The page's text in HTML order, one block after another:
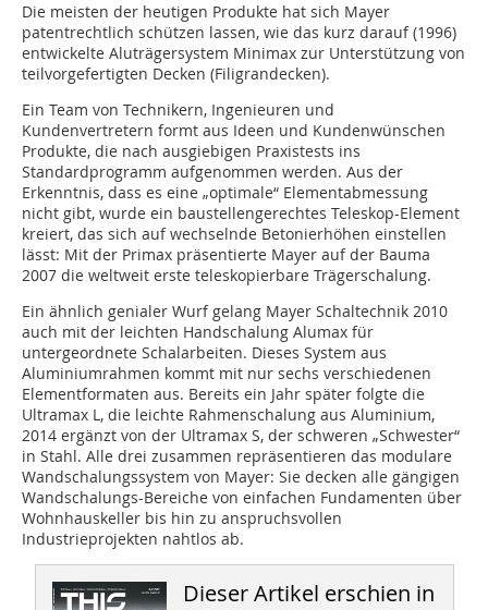
Die meisten der heutigen Produkte hat sich Mayer
patentrechtlich schützen lassen, wie das kurz darauf (1996)
entwickelte Aluträgersystem Minimax zur Unterstützung von
teilvorgefertigten Decken (Filigrandecken).
Ein Team von Technikern, Ingenieuren und
Kundenvertretern formt aus Ideen und Kundenwünschen
Produkte, die nach ausgiebigen Praxistests ins
Standardprogramm aufgenommen werden. Aus der
Erkenntnis, dass es eine „optimale“ Elementabmessung
nicht gibt, wurde ein baustellengerechtes Teleskop-Element
kreiert, das sich auf wechselnde Betonierhöhen einstellen
lässt: Mit der Primax präsentierte Mayer auf der Bauma
2007 die weltweit erste teleskopierbare Trägerschalung.
Ein ähnlich genialer Wurf gelang Mayer Schaltechnik 2010
auch mit der leichten Handschalung Alumax für
untergeordnete Schalarbeiten. Dieses System aus
Aluminiumrahmen kommt mit nur sechs verschiedenen
Elementformaten aus. Bereits ein Jahr später folgte die
Ultramax L, die leichte Rahmenschalung aus Aluminium,
2014 ergänzt von der Ultramax S, der schweren „Schwester“
in Stahl. Alle drei zusammen repräsentieren das modulare
Wandschalungssystem von Mayer: Sie decken alle gängigen
Wandschalungs-Bereiche von einfachen Fundamenten über
Wohnhauskeller bis hin zu anspruchsvollen
Industrieprojekten nahtlos ab.
Dieser Artikel erschien in